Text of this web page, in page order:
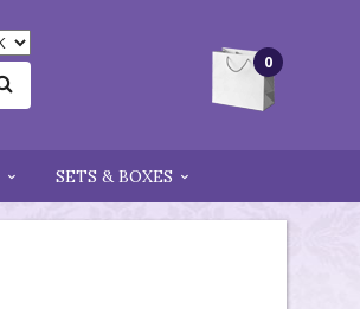
0
SETS & BOXES